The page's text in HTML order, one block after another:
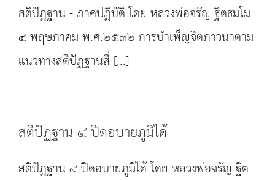
สติปัฏฐาน - ภาคปฏิบัติ โดย หลวงพ่อจรัญ ฐิตธมฺโม
๔ พฤษภาคม พ.ศ.๒๕๓๒ การบำเพ็ญจิตภาวนาตาม
แนวทางสติปัฏฐานสี่ [...]
สติปัฏฐาน ๔ ปิดอบายภูมิได้
สติปัฏฐาน ๔ ปิดอบายภูมิได้ โดย หลวงพ่อจรัญ ฐิต